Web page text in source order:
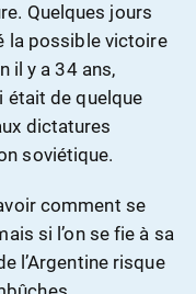
Quelques jours
la possible victoire
il y a 34 ans,
était de quelque
dictatures
soviétique.
comment se
si l’on se fie à sa
l’Argentine risque